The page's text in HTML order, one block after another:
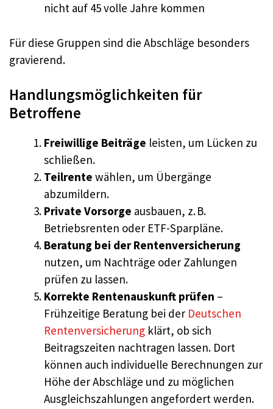
nicht auf 45 volle Jahre kommen
Für diese Gruppen sind die Abschläge besonders
gravierend.
Handlungsmöglichkeiten für
Betroffene
Freiwillige Beiträge leisten, um Lücken zu
schließen.
Teilrente wählen, um Übergänge
abzumildern.
Private Vorsorge ausbauen, z. B.
Betriebsrenten oder ETF-Sparpläne.
Beratung bei der Rentenversicherung
nutzen, um Nachträge oder Zahlungen
prüfen zu lassen.
Korrekte Rentenauskunft prüfen –
Frühzeitige Beratung bei der Deutschen
Rentenversicherung klärt, ob sich
Beitragszeiten nachtragen lassen. Dort
können auch individuelle Berechnungen zur
Höhe der Abschläge und zu möglichen
Ausgleichszahlungen angefordert werden.